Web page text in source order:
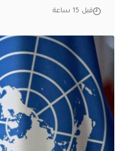
قبل 15 ساعة